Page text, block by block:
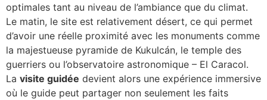
optimales tant au niveau de l’ambiance que du climat.
Le matin, le site est relativement désert, ce qui permet
d’avoir une réelle proximité avec les monuments comme
la majestueuse pyramide de Kukulcán, le temple des
guerriers ou l’observatoire astronomique – El Caracol.
La visite guidée devient alors une expérience immersive
où le guide peut partager non seulement les faits